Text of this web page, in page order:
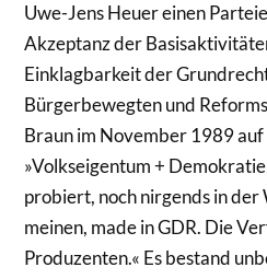
Uwe-Jens Heuer einen
Akzeptanz der
Einklagbarkeit der
Bürgerbewegten und
Braun im November 1989
»Volkseigentum +
probiert, noch nirgends in der
meinen, made in GDR. Die
Produzenten.« Es bestand